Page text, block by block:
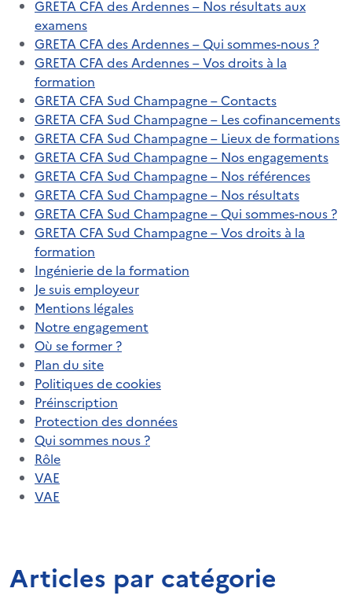
GRETA CFA des Ardennes – Nos résultats aux
examens
GRETA CFA des Ardennes – Qui sommes-nous ?
GRETA CFA des Ardennes – Vos droits à la
formation
GRETA CFA Sud Champagne – Contacts
GRETA CFA Sud Champagne – Les cofinancements
GRETA CFA Sud Champagne – Lieux de formations
GRETA CFA Sud Champagne – Nos engagements
GRETA CFA Sud Champagne – Nos références
GRETA CFA Sud Champagne – Nos résultats
GRETA CFA Sud Champagne – Qui sommes-nous ?
GRETA CFA Sud Champagne – Vos droits à la
formation
Ingénierie de la formation
Je suis employeur
Mentions légales
Notre engagement
Où se former ?
Plan du site
Politiques de cookies
Préinscription
Protection des données
Qui sommes nous ?
Rôle
VAE
VAE
Articles par catégorie